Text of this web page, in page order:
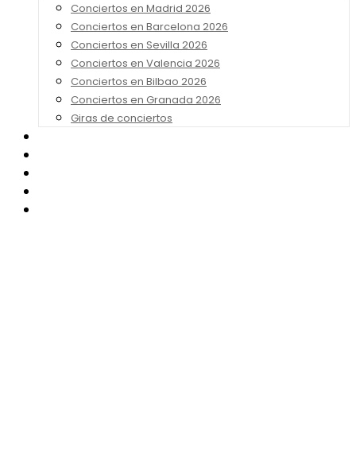
Conciertos en Madrid 2026
Conciertos en Barcelona 2026
Conciertos en Sevilla 2026
Conciertos en Valencia 2026
Conciertos en Bilbao 2026
Conciertos en Granada 2026
Giras de conciertos